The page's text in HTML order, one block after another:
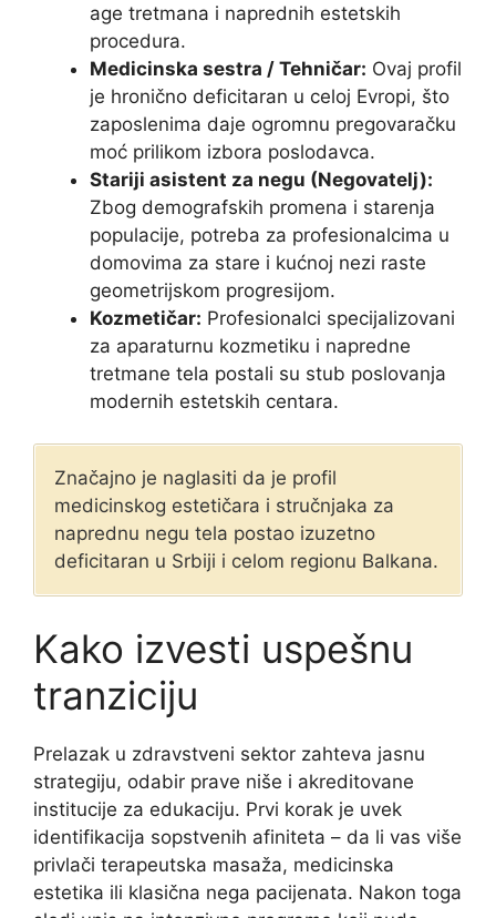
age tretmana i naprednih estetskih
procedura.
Medicinska sestra / Tehničar: Ovaj profil
je hronično deficitaran u celoj Evropi, što
zaposlenima daje ogromnu pregovaračku
moć prilikom izbora poslodavca.
Stariji asistent za negu (Negovatelj):
Zbog demografskih promena i starenja
populacije, potreba za profesionalcima u
domovima za stare i kućnoj nezi raste
geometrijskom progresijom.
Kozmetičar: Profesionalci specijalizovani
za aparaturnu kozmetiku i napredne
tretmane tela postali su stub poslovanja
modernih estetskih centara.
Značajno je naglasiti da je profil
medicinskog estetičara i stručnjaka za
naprednu negu tela postao izuzetno
deficitaran u Srbiji i celom regionu Balkana.
Kako izvesti uspešnu
tranziciju
Prelazak u zdravstveni sektor zahteva jasnu
strategiju, odabir prave niše i akreditovane
institucije za edukaciju. Prvi korak je uvek
identifikacija sopstvenih afiniteta – da li vas više
privlači terapeutska masaža, medicinska
estetika ili klasična nega pacijenata. Nakon toga